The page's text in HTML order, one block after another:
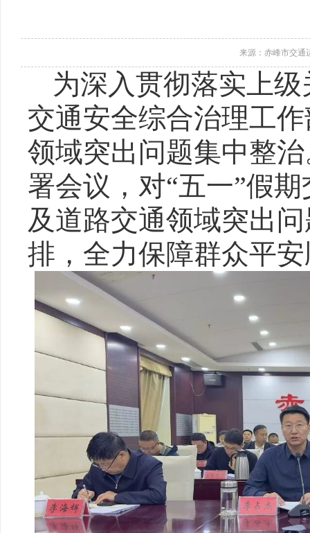
来源：赤峰市交通
为深入贯彻落实上
交通安全综合治理工
领域突出问题集中整
署会议，对“五一”假
及道路交通领域突出
排，全力保障群众平